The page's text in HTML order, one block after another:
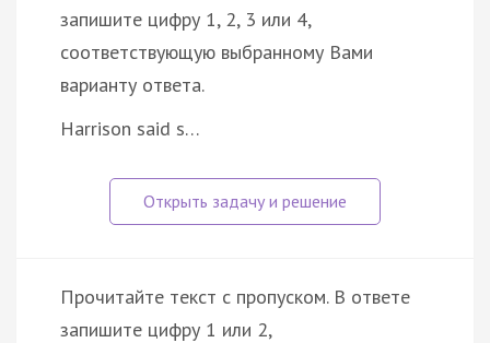
запишите цифру 1, 2, 3 или 4,
соответствующую выбранному Вами
варианту ответа.
Harrison said s…
Прочитайте текст с пропуском. В ответе
запишите цифру 1 или 2,